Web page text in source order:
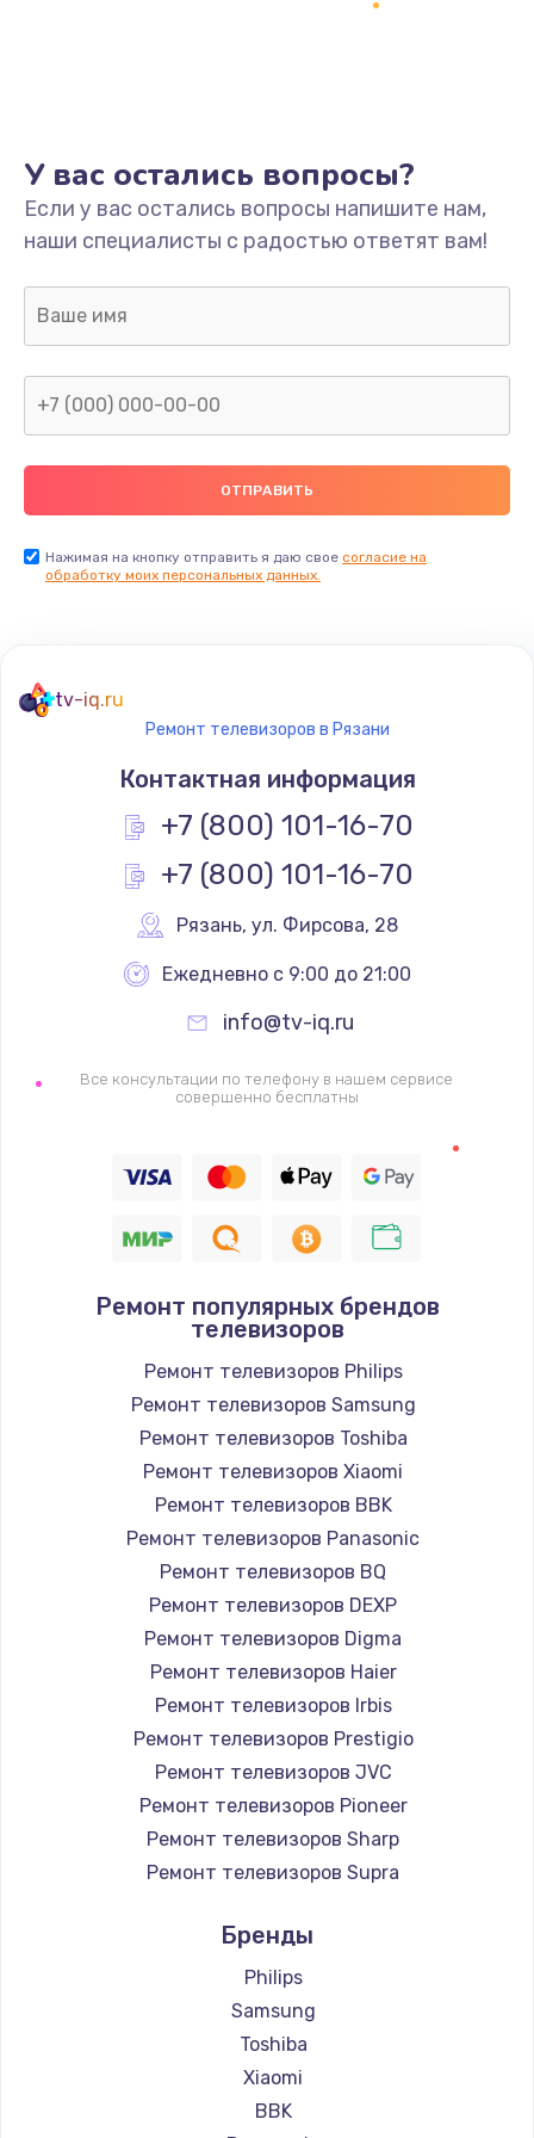
Не включается
1400 руб.
Заказать
Нет звука
800 руб.
Не видит флешку
400 руб.
Заказать
900 руб.
Заказать
900 руб.
Заказать
Не работает
1400 руб.
Восстановление цепи питания, пайка
Заказать
Программный ремонт/прошивка
Замена Bluetooth/Wi-Fi модуля
Заказать
Замена картридера
890 руб.
Заказать
Замена микросхемы NFC
1100 руб.
Заказать
Замена шим-контроллера
Заказать
Настройка Wi-Fi
1030 руб.
Заказать
У вас остались вопросы?
Если у вас остались вопросы напишите нам,
наши специалисты с радостью ответят вам!
Нажимая на кнопку отправить я даю свое согласие на
обработку моих персональных данных.
tv-iq.ru
Ремонт телевизоров в Рязани
Контактная информация
+7 (800) 101-16-70
+7 (800) 101-16-70
Рязань, ул. Фирсова, 28
Ежедневно с 9:00 до 21:00
info@tv-iq.ru
Все консультации по телефону в нашем сервисе
совершенно бесплатны
Ремонт популярных брендов
телевизоров
Ремонт телевизоров Philips
Ремонт телевизоров Samsung
Ремонт телевизоров Toshiba
Ремонт телевизоров Xiaomi
Ремонт телевизоров BBK
Ремонт телевизоров Panasonic
Ремонт телевизоров BQ
Ремонт телевизоров DEXP
Ремонт телевизоров Digma
Ремонт телевизоров Haier
Ремонт телевизоров Irbis
Ремонт телевизоров Prestigio
Ремонт телевизоров JVC
Ремонт телевизоров Pioneer
Ремонт телевизоров Sharp
Ремонт телевизоров Supra
Ремонт телевизоров Hisense
Ремонт телевизоров Daewoo
Ремонт телевизоров Centek
Ремонт телевизоров Telefunken
Ремонт телевизоров Hyundai
Ремонт телевизоров Doffler
Бренды
Philips
Samsung
Toshiba
Xiaomi
BBK